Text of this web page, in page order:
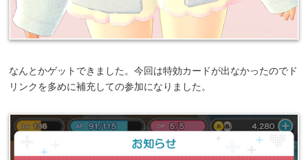
なんとかゲットできました。今回は特効カードが出なかったのでド
リンクを多めに補充しての参加になりました。